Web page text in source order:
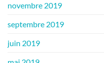
novembre 2019
septembre 2019
juin 2019